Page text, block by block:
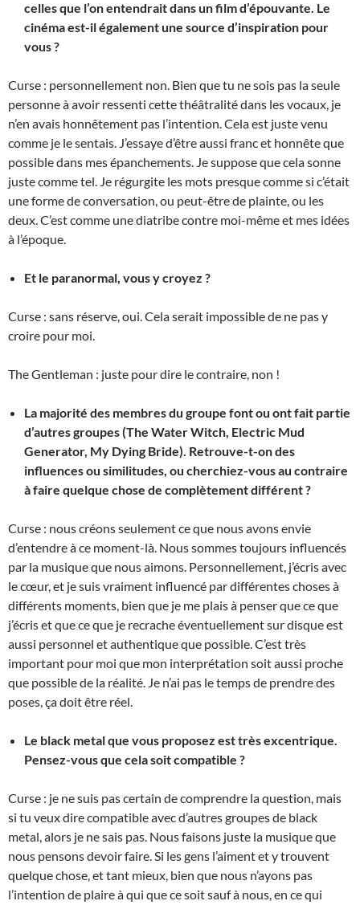
celles que l’on entendrait dans un film d’épouvante. Le
cinéma est-il également une source d’inspiration pour
vous ?
Curse : personnellement non. Bien que tu ne sois pas la seule
personne à avoir ressenti cette théâtralité dans les vocaux, je
n’en avais honnêtement pas l’intention. Cela est juste venu
comme je le sentais. J’essaye d’être aussi franc et honnête que
possible dans mes épanchements. Je suppose que cela sonne
juste comme tel. Je régurgite les mots presque comme si c’était
une forme de conversation, ou peut-être de plainte, ou les
deux. C’est comme une diatribe contre moi-même et mes idées
à l’époque.
Et le paranormal, vous y croyez ?
Curse : sans réserve, oui. Cela serait impossible de ne pas y
croire pour moi.
The Gentleman : juste pour dire le contraire, non !
La majorité des membres du groupe font ou ont fait partie
d’autres groupes (The Water Witch, Electric Mud
Generator, My Dying Bride). Retrouve-t-on des
influences ou similitudes, ou cherchiez-vous au contraire
à faire quelque chose de complètement différent ?
Curse : nous créons seulement ce que nous avons envie
d’entendre à ce moment-là. Nous sommes toujours influencés
par la musique que nous aimons. Personnellement, j’écris avec
le cœur, et je suis vraiment influencé par différentes choses à
différents moments, bien que je me plais à penser que ce que
j’écris et que ce que je recrache éventuellement sur disque est
aussi personnel et authentique que possible. C’est très
important pour moi que mon interprétation soit aussi proche
que possible de la réalité. Je n’ai pas le temps de prendre des
poses, ça doit être réel.
Le black metal que vous proposez est très excentrique.
Pensez-vous que cela soit compatible ?
Curse : je ne suis pas certain de comprendre la question, mais
si tu veux dire compatible avec d’autres groupes de black
metal, alors je ne sais pas. Nous faisons juste la musique que
nous pensons devoir faire. Si les gens l’aiment et y trouvent
quelque chose, et tant mieux, bien que nous n’ayons pas
l’intention de plaire à qui que ce soit sauf à nous, en ce qui